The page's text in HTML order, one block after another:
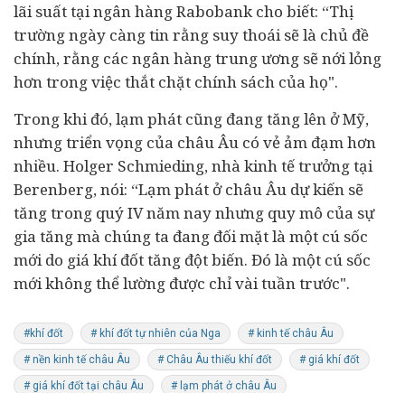
lãi suất tại ngân hàng Rabobank cho biết: “Thị
trường ngày càng tin rằng suy thoái sẽ là chủ đề
chính, rằng các ngân hàng trung ương sẽ nới lỏng
hơn trong việc thắt chặt chính sách của họ".
Trong khi đó, lạm phát cũng đang tăng lên ở Mỹ,
nhưng triển vọng của châu Âu có vẻ ảm đạm hơn
nhiều. Holger Schmieding, nhà kinh tế trưởng tại
Berenberg, nói: “Lạm phát ở châu Âu dự kiến ​​sẽ
tăng trong quý IV năm nay nhưng quy mô của sự
gia tăng mà chúng ta đang đối mặt là một cú sốc
mới do giá khí đốt tăng đột biến. Đó là một cú sốc
mới không thể lường được chỉ vài tuần trước".
#khí đốt # khí đốt tự nhiên của Nga # kinh tế châu Âu
# nền kinh tế châu Âu # Châu Âu thiếu khí đốt # giá khí đốt
# giá khí đốt tại châu Âu # lạm phát ở châu Âu